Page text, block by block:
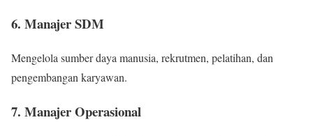
6. Manajer SDM
Mengelola sumber daya manusia, rekrutmen, pelatihan, dan
pengembangan karyawan.
7. Manajer Operasional